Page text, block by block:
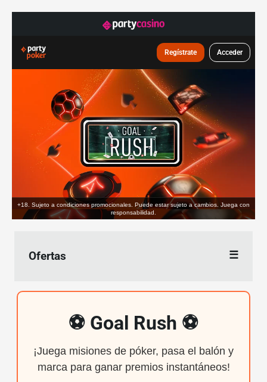
Regístrate Acceder
+18. Sujeto a condiciones promocionales. Puede estar sujeto a cambios. Juega con
responsabilidad.
Ofertas
Summer Challenge
Twisters
⚽ Goal Rush ⚽
¡Juega misiones de póker, pasa el balón y
marca para ganar premios instantáneos!